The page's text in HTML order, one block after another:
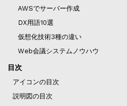
AWSでサーバー作成
DX用語10選
仮想化技術3種の違い
Web会議システムノウハウ
目次
アイコンの目次
説明図の目次